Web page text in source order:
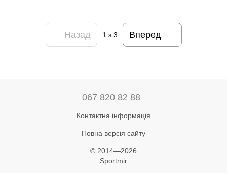
Назад 1з 3 Вперед
067 820 82 88
Контактна інформація
Повна версія сайту
© 2014—2026
Sportmir